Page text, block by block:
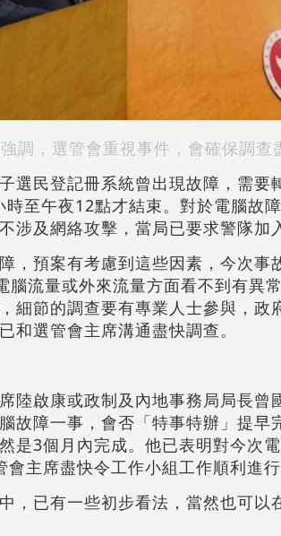
調，選管會重視事件，會確保調查
選民登記冊系統曾出現故障，需要
至午夜12點才結束。對於電腦故
涉及網絡攻擊，當局已要求警隊加
，預案有考慮到這些因素，今次事
腦流量或外來流量方面看不到有異
細節的調查要有專業人士參與，政
和選管會主席溝通盡快調查。
陸啟康或政制及內地事務局局長曾
故障一事，會否「特事特辦」提早
是3個月內完成。他已表明對今次
主席盡快令工作小組工作順利進
，已有一些初步看法，當然也可以